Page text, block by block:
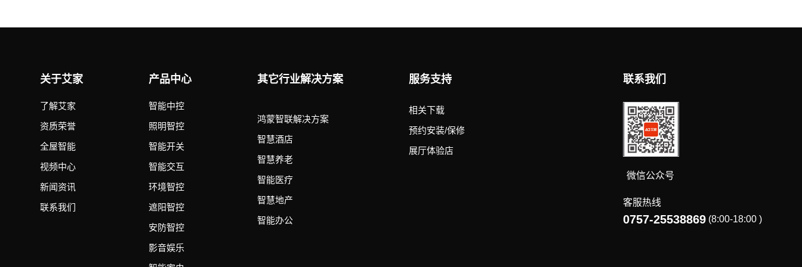
关于艾家
了解艾家
资质荣誉
全屋智能
视频中心
新闻资讯
联系我们
产品中心
智能中控
照明智控
智能开关
智能交互
环境智控
遮阳智控
安防智控
影音娱乐
其它行业解决方案
鸿蒙智联解决方案
智慧酒店
智慧养老
智能医疗
智慧地产
智能办公
服务支持
相关下载
预约安装/保修
展厅体验店
联系我们
微信公众号
客服热线
0757-25538869 (8:00-18:00 )